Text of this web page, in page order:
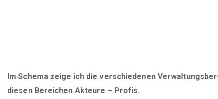
Im Schema zeige ich die verschiedenen
diesen Bereichen Akteure – Profis.